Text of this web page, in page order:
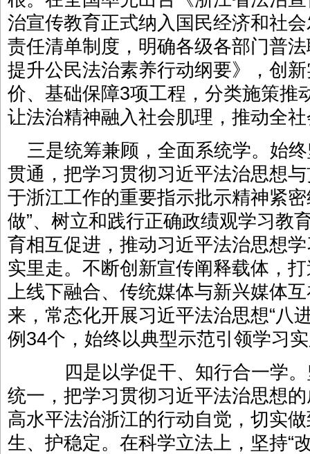
治宣传教育正式纳入国民经济和社
责任清单制度，明确各级各部门普
提升公民法治素养行动纲要》，创
价、基础保障3项工程，分类施策推
让法治精神融入社会肌理，推动全
三是统筹兼顾，全面系统学。始
贯通，把学习贯彻习近平法治思想
于浙江工作的重要指示批示精神紧
做”、树立和践行正确政绩观学习教
育相互促进，推动习近平法治思想
实里走。不断创新宣传阐释载体，
上线下融合、传统媒体与新兴媒体
来，常态化开展习近平法治思想“八
例34个，始终以典型示范引领学习
四是以学促干、知行合一学。
统一，把学习贯彻习近平法治思想
高水平法治浙江的行动自觉，切实
生、护稳定。在科学立法上，坚持“